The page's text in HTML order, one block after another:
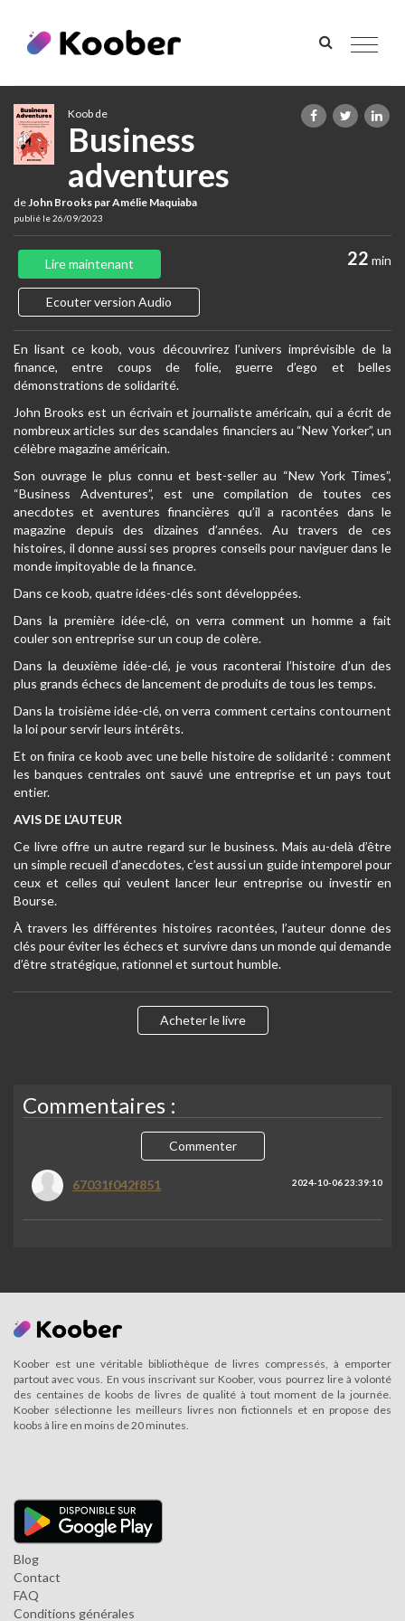
Toggle
Koob de
Business
adventures
deJohn Brooks par Amélie Maquiaba
publié le 26/09/2023
22 min
Lire maintenant
Ecouter version Audio
En lisant ce koob, vous découvrirez l’univers imprévisible de la
finance, entre coups de folie, guerre d’ego et belles
démonstrations de solidarité.
John Brooks est un écrivain et journaliste américain, qui a écrit de
nombreux articles sur des scandales financiers au “New Yorker”, un
célèbre magazine américain.
Son ouvrage le plus connu et best-seller au “New York Times”,
“Business Adventures”, est une compilation de toutes ces
anecdotes et aventures financières qu’il a racontées dans le
magazine depuis des dizaines d’années. Au travers de ces
histoires, il donne aussi ses propres conseils pour naviguer dans le
monde impitoyable de la finance.
Dans ce koob, quatre idées-clés sont développées.
Dans la première idée-clé, on verra comment un homme a fait
couler son entreprise sur un coup de colère.
Dans la deuxième idée-clé, je vous raconterai l’histoire d’un des
plus grands échecs de lancement de produits de tous les temps.
Dans la troisième idée-clé, on verra comment certains contournent
la loi pour servir leurs intérêts.
Et on finira ce koob avec une belle histoire de solidarité : comment
les banques centrales ont sauvé une entreprise et un pays tout
entier.
AVIS DE L’AUTEUR
Ce livre offre un autre regard sur le business. Mais au-delà d’être
un simple recueil d’anecdotes, c’est aussi un guide intemporel pour
ceux et celles qui veulent lancer leur entreprise ou investir en
Bourse.
À travers les différentes histoires racontées, l’auteur donne des
clés pour éviter les échecs et survivre dans un monde qui demande
d’être stratégique, rationnel et surtout humble.
Acheter le livre
Commentaires :
Commenter
67031f042f851 2024-10-06 23:39:10
Koober est une véritable bibliothèque de livres compressés, à emporter
partout avec vous. En vous inscrivant sur Koober, vous pourrez lire à volonté
des centaines de koobs de livres de qualité à tout moment de la journée.
Koober sélectionne les meilleurs livres non fictionnels et en propose des
koobs à lire en moins de 20 minutes.
Blog
Contact
FAQ
Conditions générales